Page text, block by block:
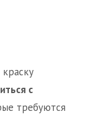
с
требуются